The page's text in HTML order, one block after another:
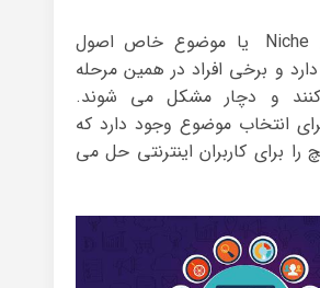
انتخاب نیچ Niche یا موضوع خاص اصول
و برخی افراد در همین مرحله
و دچار مشکل می شوند.
انتخاب موضوع وجود دارد که
برای کاربران اینترنتی حل می